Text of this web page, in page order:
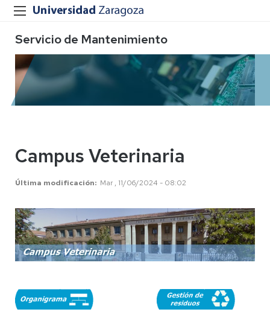
Servicio de Mantenimiento
Campus Veterinaria
Última modificación Mar , 11/06/2024 - 08:02